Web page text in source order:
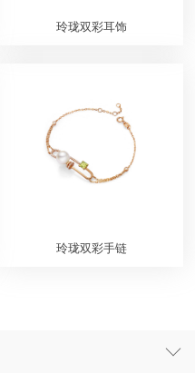
玲珑双彩耳饰
玲珑双彩手链